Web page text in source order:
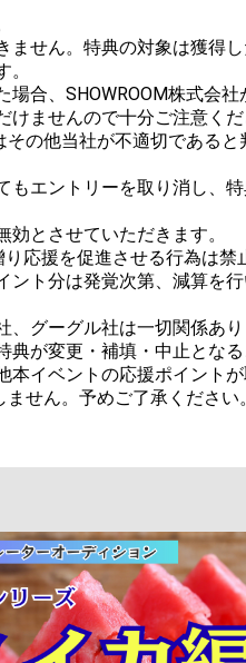
せん。特典の対象は獲
合、SHOWROOM株式会
ませんので十分ご注意くだ
の他当社が不適切である
エントリーを取り消し、
とさせていただきます。
応援を促進させる行為は禁
ト分は発覚次第、減算
グーグル社は一切関係あり
が変更・補填・中止とな
イベントの応援ポイント
せん。予めご了承ください。